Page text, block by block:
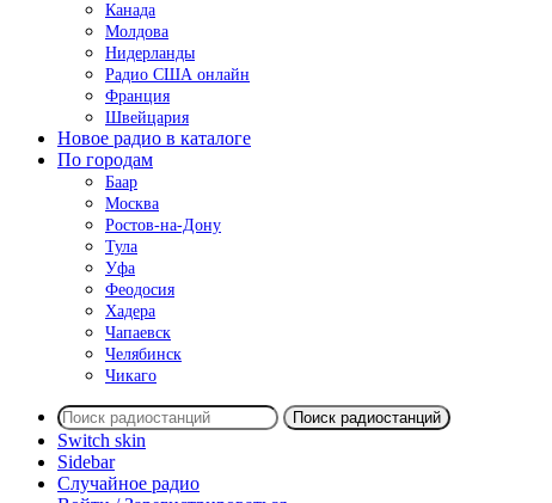
Канада
Молдова
Нидерланды
Радио США онлайн
Франция
Швейцария
Новое радио в каталоге
По городам
Баар
Москва
Ростов-на-Дону
Тула
Уфа
Феодосия
Хадера
Чапаевск
Челябинск
Чикаго
Поиск радиостанций
Switch skin
Sidebar
Случайное радио